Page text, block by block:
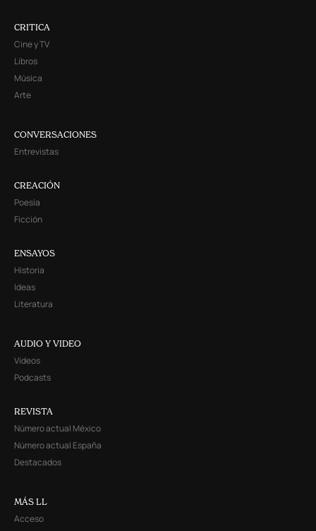
CRITICA
Cine y TV
Libros
Música
Arte
CONVERSACIONES
Entrevistas
CREACIÓN
Poesía
Ficción
ENSAYOS
Historia
Ideas
Literatura
AUDIO Y VIDEO
Videos
Podcasts
REVISTA
Número actual México
Número actual España
Destacados
MÁS LL
Acceso